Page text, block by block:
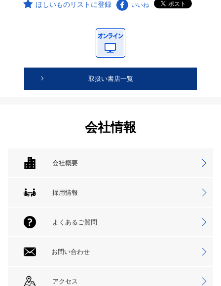
ほしいものリストに登録 いいね
取扱い書店一覧
会社情報
会社概要
採用情報
よくあるご質問
お問い合わせ
アクセス